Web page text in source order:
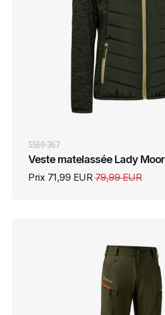
5569-367
Veste matelassée Lady Moor
Prix 71,99 EUR79,99 EUR